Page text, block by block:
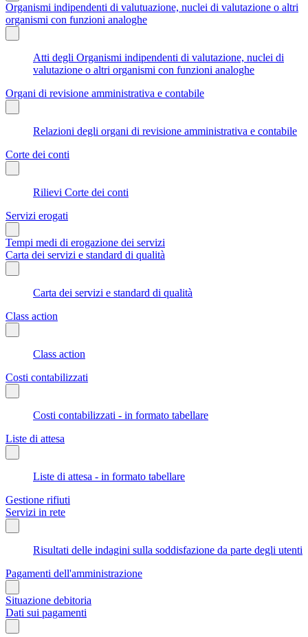
Organismi indipendenti di valutuazione, nuclei di valutazione o altri
organismi con funzioni analoghe
Atti degli Organismi indipendenti di valutazione, nuclei di
valutazione o altri organismi con funzioni analoghe
Organi di revisione amministrativa e contabile
Relazioni degli organi di revisione amministrativa e contabile
Corte dei conti
Rilievi Corte dei conti
Servizi erogati
Tempi medi di erogazione dei servizi
Carta dei servizi e standard di qualità
Carta dei servizi e standard di qualità
Class action
Class action
Costi contabilizzati
Costi contabilizzati - in formato tabellare
Liste di attesa
Liste di attesa - in formato tabellare
Gestione rifiuti
Servizi in rete
Risultati delle indagini sulla soddisfazione da parte degli utenti
Pagamenti dell'amministrazione
Situazione debitoria
Dati sui pagamenti